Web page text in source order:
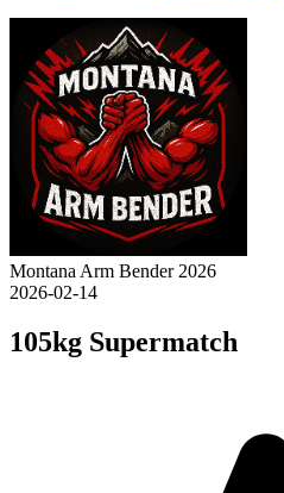
Montana Arm Bender 2026
2026-02-14
105kg Supermatch